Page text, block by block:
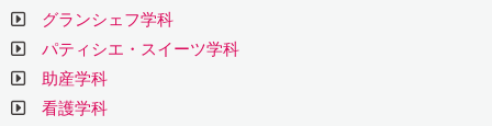
グランシェフ学科
パティシエ・スイーツ学科
助産学科
看護学科